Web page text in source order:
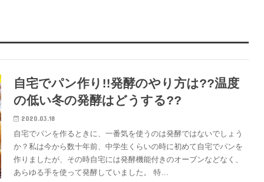
自宅でパン作り!!発酵のやり方は??温度
の低い冬の発酵はどうする??
2020.03.18
自宅でパンを作るときに、一番気を使うのは発酵ではないでしょう
か？私は今から数十年前、中学生くらいの時に初めて自宅でパンを
作りましたが、その時自宅には発酵機能付きのオーブンなどなく、
あらゆる手を使って発酵していました。 特…